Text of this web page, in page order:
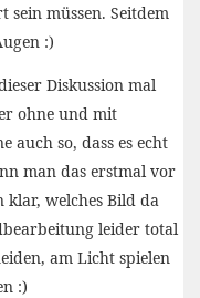
sein müssen. Seitdem
:)
Diskussion mal
ohne und mit
auch so, dass es echt
man das erstmal vor
welches Bild da
leider total
am Licht spielen
:)